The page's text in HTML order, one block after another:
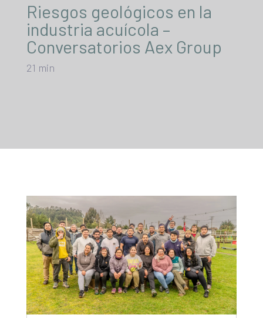
Riesgos geológicos en la
industria acuícola –
Conversatorios Aex Group
21 min